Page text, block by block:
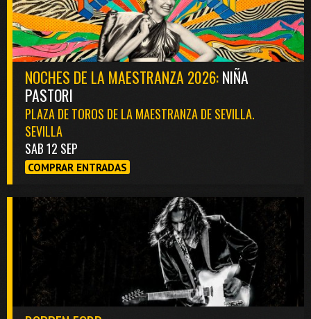
NOCHES DE LA MAESTRANZA 2026:NIÑA
PASTORI
PLAZA DE TOROS DE LA MAESTRANZA DE SEVILLA.
SEVILLA
SAB 12 SEP
COMPRAR ENTRADAS